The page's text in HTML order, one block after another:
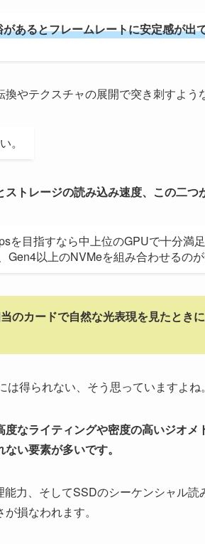
あるとフレームレートに安定感が出
やテクスチャの展開で突き刺すよう
。
トレージの読み込み速度、この二つ
を目指すなら中上位のGPUで十分満
Gen4以上のNVMeを組み合わせるのが
のカードで自然な光表現を見たとき
得られない、そう思っていますよね。
なライティングや密度の高いジオ
い要素が多いです。
力、そしてSSDのシーケンシャル
損なわれます。